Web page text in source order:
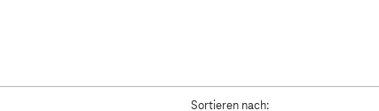
Sortieren nach: